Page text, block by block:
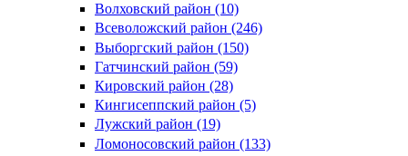
Волховский район (10)
Всеволожский район (246)
Выборгский район (150)
Гатчинский район (59)
Кировский район (28)
Кингисеппский район (5)
Лужский район (19)
Ломоносовский район (133)